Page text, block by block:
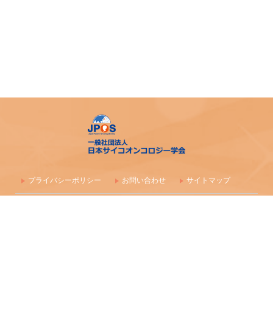
プライバシーポリシー お問い合わせ サイトマップ